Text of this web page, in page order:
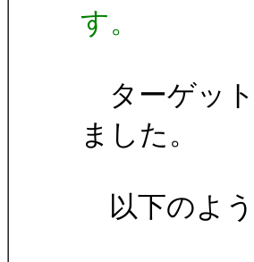
す。
ターゲッ
ました。
以下のよ